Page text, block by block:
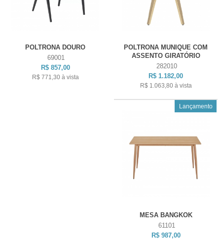
POLTRONA DOURO
69001
R$ 857,00
R$ 771,30à vista
POLTRONA MUNIQUE COM
ASSENTO GIRATÓRIO
282010
R$ 1.182,00
R$ 1.063,80à vista
Lançamento
MESA BANGKOK
61101
R$ 987,00